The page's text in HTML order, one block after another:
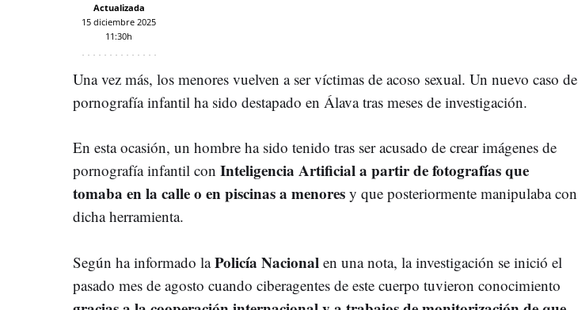
Actualizada
15 diciembre 2025
11:30h
Una vez más, los menores vuelven a ser víctimas de acoso sexual. Un nuevo caso de
pornografía infantil ha sido destapado en Álava tras meses de investigación.
En esta ocasión, un hombre ha sido tenido tras ser acusado de crear imágenes de
pornografía infantil con Inteligencia Artificial a partir de fotografías que
tomaba en la calle o en piscinas a menores y que posteriormente manipulabacon
dicha herramienta.
Según ha informado laPolicía Nacional en una nota, la investigación se inició el
pasado mes de agosto cuando ciberagentes de este cuerpo tuvieron conocimiento